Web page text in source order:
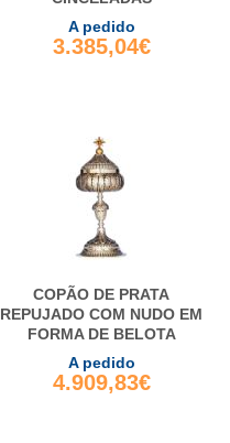
A pedido
3.385,04€
COPÃO DE PRATA
REPUJADO COM NUDO EM
FORMA DE BELOTA
A pedido
4.909,83€